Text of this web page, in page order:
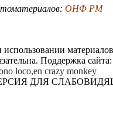
ОНФ РМ
материалов
Поддержка сайта:
loco,en crazy monkey
ДЛЯ